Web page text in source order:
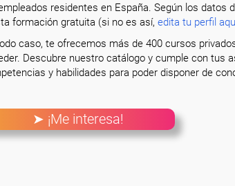
residentes en España. Según los datos
formación gratuita (si no es así, edita tu perfil
caso, te ofrecemos más de 400 cursos
Descubre nuestro catálogo y cumple con tus
y habilidades para poder disponer de
➤ ¡Me interesa!